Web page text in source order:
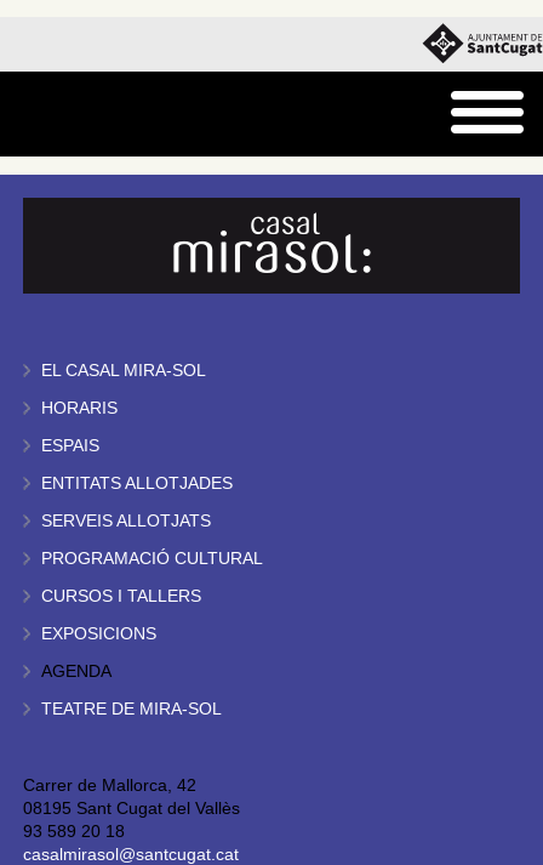
EL CASAL MIRA-SOL
HORARIS
ESPAIS
ENTITATS ALLOTJADES
SERVEIS ALLOTJATS
PROGRAMACIÓ CULTURAL
CURSOS I TALLERS
EXPOSICIONS
AGENDA
TEATRE DE MIRA-SOL
Carrer de Mallorca, 42
08195 Sant Cugat del Vallès
93 589 20 18
casalmirasol@santcugat.cat